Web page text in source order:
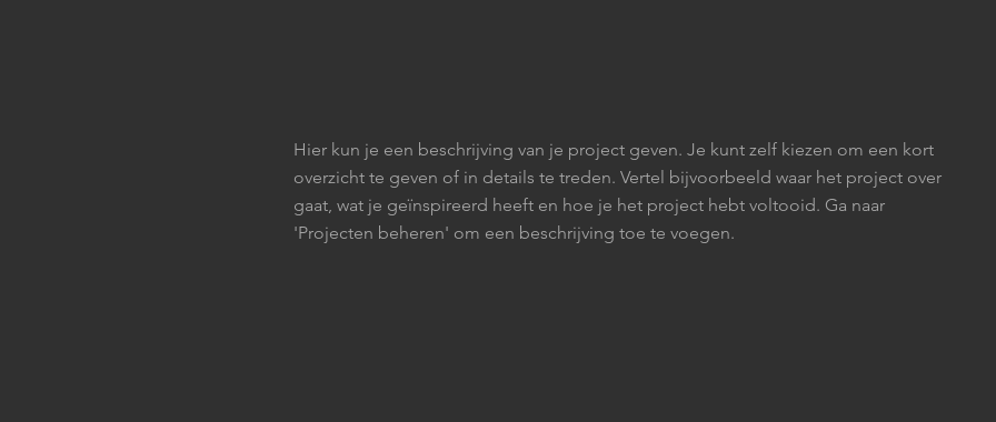
Hier kun je een beschrijving van je project geven. Je kunt zelf kiezen om een kort
overzicht te geven of in details te treden. Vertel bijvoorbeeld waar het project over
gaat, wat je geïnspireerd heeft en hoe je het project hebt voltooid. Ga naar
'Projecten beheren' om een beschrijving toe te voegen.